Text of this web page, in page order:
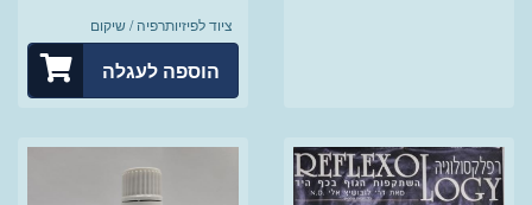
ציוד לפיזיותרפיה / שיקום
הוספה לעגלה